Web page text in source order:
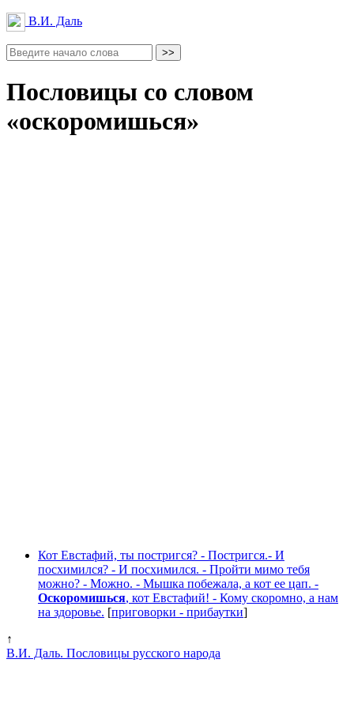
В.И. Даль
Пословицы со словом
«оскоромишься»
Кот Евстафий, ты постригся? - Постригся.- И
посхимился? - И посхимился. - Пройти мимо тебя
можно? - Можно. - Мышка побежала, а кот ее цап. -
Оскоромишься, кот Евстафий! - Кому скоромно, а нам
на здоровье. [приговорки - прибаутки]
↑
В.И. Даль. Пословицы русского народа